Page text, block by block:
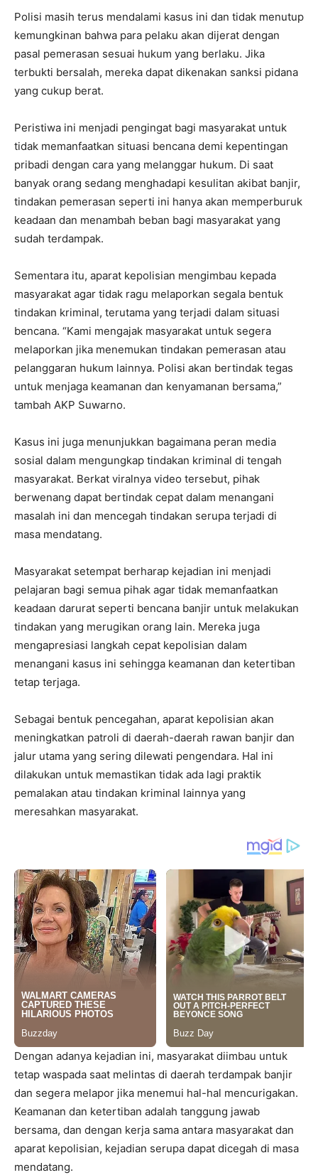
Polisi masih terus mendalami kasus ini dan tidak menutup
kemungkinan bahwa para pelaku akan dijerat dengan
pasal pemerasan sesuai hukum yang berlaku. Jika
terbukti bersalah, mereka dapat dikenakan sanksi pidana
yang cukup berat.
Peristiwa ini menjadi pengingat bagi masyarakat untuk
tidak memanfaatkan situasi bencana demi kepentingan
pribadi dengan cara yang melanggar hukum. Di saat
banyak orang sedang menghadapi kesulitan akibat banjir,
tindakan pemerasan seperti ini hanya akan memperburuk
keadaan dan menambah beban bagi masyarakat yang
sudah terdampak.
Sementara itu, aparat kepolisian mengimbau kepada
masyarakat agar tidak ragu melaporkan segala bentuk
tindakan kriminal, terutama yang terjadi dalam situasi
bencana. “Kami mengajak masyarakat untuk segera
melaporkan jika menemukan tindakan pemerasan atau
pelanggaran hukum lainnya. Polisi akan bertindak tegas
untuk menjaga keamanan dan kenyamanan bersama,”
tambah AKP Suwarno.
Kasus ini juga menunjukkan bagaimana peran media
sosial dalam mengungkap tindakan kriminal di tengah
masyarakat. Berkat viralnya video tersebut, pihak
berwenang dapat bertindak cepat dalam menangani
masalah ini dan mencegah tindakan serupa terjadi di
masa mendatang.
Masyarakat setempat berharap kejadian ini menjadi
pelajaran bagi semua pihak agar tidak memanfaatkan
keadaan darurat seperti bencana banjir untuk melakukan
tindakan yang merugikan orang lain. Mereka juga
mengapresiasi langkah cepat kepolisian dalam
menangani kasus ini sehingga keamanan dan ketertiban
tetap terjaga.
Sebagai bentuk pencegahan, aparat kepolisian akan
meningkatkan patroli di daerah-daerah rawan banjir dan
jalur utama yang sering dilewati pengendara. Hal ini
dilakukan untuk memastikan tidak ada lagi praktik
pemalakan atau tindakan kriminal lainnya yang
meresahkan masyarakat.
Dengan adanya kejadian ini, masyarakat diimbau untuk
tetap waspada saat melintas di daerah terdampak banjir
dan segera melapor jika menemui hal-hal mencurigakan.
Keamanan dan ketertiban adalah tanggung jawab
bersama, dan dengan kerja sama antara masyarakat dan
aparat kepolisian, kejadian serupa dapat dicegah di masa
mendatang.